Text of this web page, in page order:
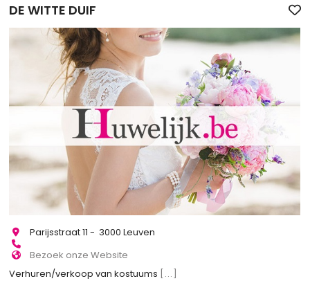
DE WITTE DUIF
Parijsstraat 11 - 3000 Leuven
Bezoek onze Website
Verhuren/verkoop van kostuums [...]